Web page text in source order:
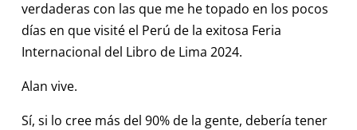
verdaderas con las que me he topado en los pocos
días en que visité el Perú de la exitosa Feria
Internacional del Libro de Lima 2024.
Alan vive.
Sí, si lo cree más del 90% de la gente, debería tener